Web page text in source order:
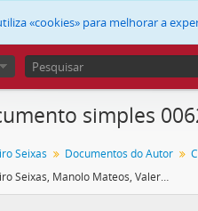
«cookies» para melhorar a
simples
Seixas Documentos do Autor
Cruzeiro Seixas, Manolo Mateos, Valera e Gema